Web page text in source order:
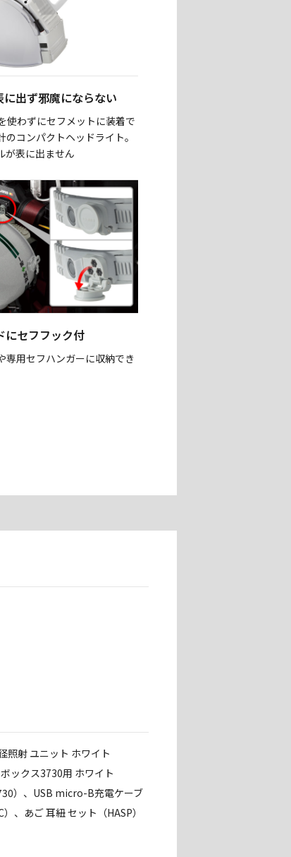
に出ず邪魔にならない
使わずにセフメットに装着で
のコンパクトヘッドライト。
が表に出ません
にセフフック付
専用セフハンガーに収納でき
照射 ユニット ホワイト
ックス3730用 ホワイト
）、USB micro-B充電ケーブ
、あご 耳紐 セット（HASP）